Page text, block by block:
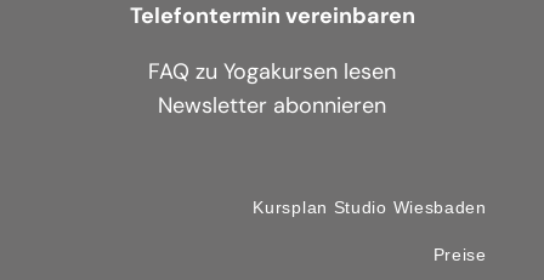
Telefontermin vereinbaren
FAQ zu Yogakursen lesen
Newsletter abonnieren
Kursplan Studio Wiesbaden
Preise